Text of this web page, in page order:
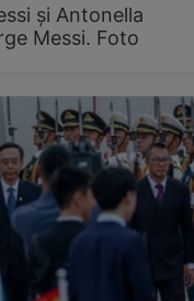
și Antonella
Messi. Foto